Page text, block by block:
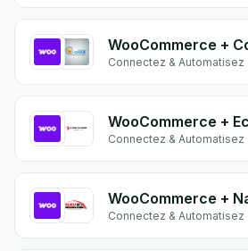
WooCommerce +
Connectez & Automatisez
WooCommerce +
Connectez & Automatisez
WooCommerce +
Connectez & Automatisez